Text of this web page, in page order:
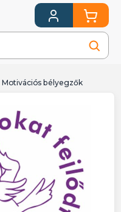
Motivációs bélyegzők